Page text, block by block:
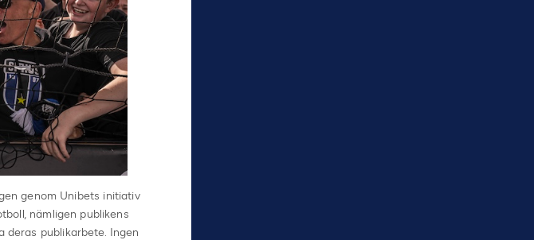
genom Unibets initiativ
nämligen publikens
deras publikarbete. Ingen